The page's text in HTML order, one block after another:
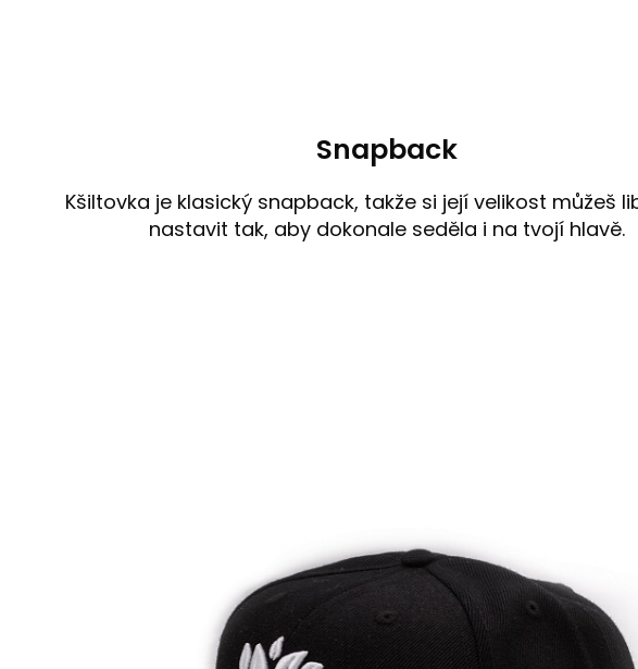
Snapback
Kšiltovka je klasický snapback, takže si její velikost můžeš
nastavit tak, aby dokonale seděla i na tvojí hlavě.